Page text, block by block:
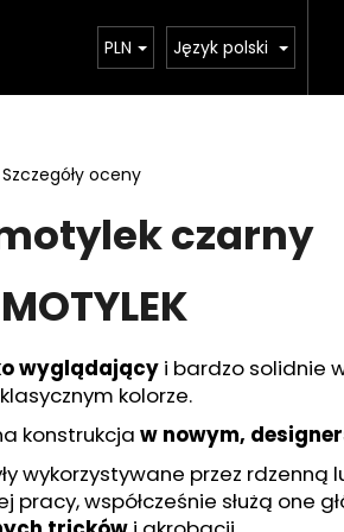
Nasz sklep Ważne
PLN Język polski
Szczegóły oceny
czarny
wyglądający i bardzo solidnie
kolorze.
konstrukcja w nowym,
wykorzystywane przez
pracy, współcześnie służą one